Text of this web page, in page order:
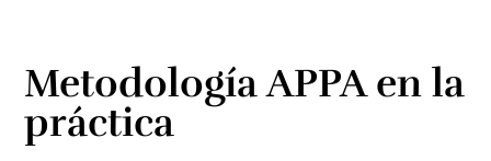
Metodología APPA en la
práctica